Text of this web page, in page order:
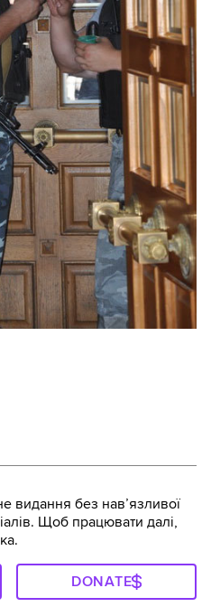
видання без навʼязливої
Щоб працювати далі,
DONATE